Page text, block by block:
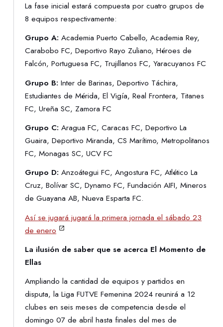
La fase inicial estará compuesta por cuatro grupos de
8 equipos respectivamente:
Grupo A: Academia Puerto Cabello, Academia Rey,
Carabobo FC, Deportivo Rayo Zuliano, Héroes de
Falcón, Portuguesa FC, Trujillanos FC, Yaracuyanos FC
Grupo B: Inter de Barinas, Deportivo Táchira,
Estudiantes de Mérida, El Vigía, Real Frontera, Titanes
FC, Ureña SC, Zamora FC
Grupo C: Aragua FC, Caracas FC, Deportivo La
Guaira, Deportivo Miranda, CS Marítimo, Metropolitanos
FC, Monagas SC, UCV FC
Grupo D: Anzoátegui FC, Angostura FC, Atlético La
Cruz, Bolívar SC, Dynamo FC, Fundación AIFI, Mineros
de Guayana AB, Nueva Esparta FC.
Así se jugará jugará la primera jornada el sábado 23
de enero
La ilusión de saber que se acerca El Momento de
Ellas
Ampliando la cantidad de equipos y partidos en
disputa, la Liga FUTVE Femenina 2024 reunirá a 12
clubes en seis meses de competencia desde el
domingo 07 de abril hasta finales del mes de